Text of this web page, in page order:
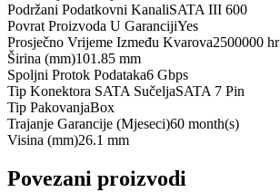
Podržani Podatkovni KanaliSATA III 600
Povrat Proizvoda U GarancijiYes
Prosječno Vrijeme Između Kvarova2500000 hr
Širina (mm)101.85 mm
Spoljni Protok Podataka6 Gbps
Tip Konektora SATA SučeljaSATA 7 Pin
Tip PakovanjaBox
Trajanje Garancije (Mjeseci)60 month(s)
Visina (mm)26.1 mm
Povezani proizvodi